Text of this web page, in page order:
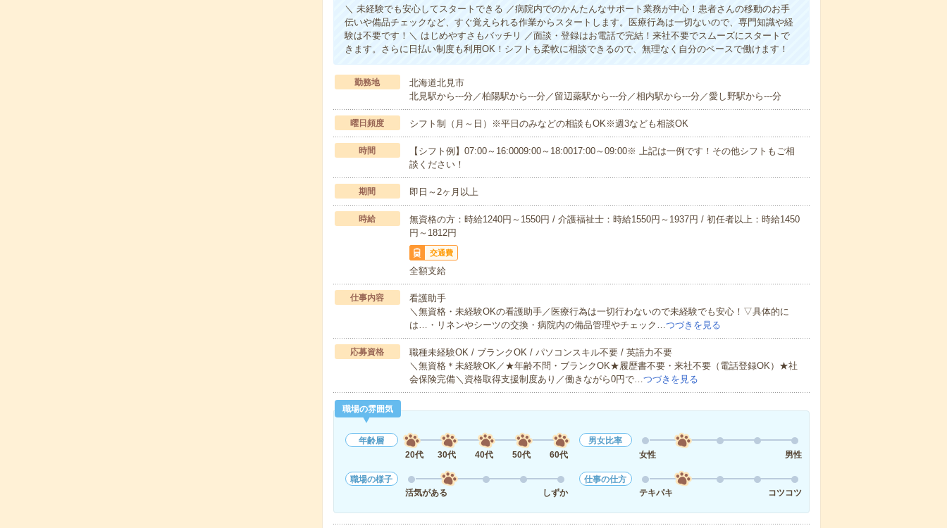
＼ 未経験でも安心してスタートできる ／病院内でのかんたんなサポート業務が中心！患者さんの移動のお手
伝いや備品チェックなど、すぐ覚えられる作業からスタートします。医療行為は一切ないので、専門知識や経
験は不要です！＼ はじめやすさもバッチリ ／面談・登録はお電話で完結！来社不要でスムーズにスタートで
きます。さらに日払い制度も利用OK！シフトも柔軟に相談できるので、無理なく自分のペースで働けます！
勤務地
北海道北見市
北見駅から---分／柏陽駅から---分／留辺蘂駅から---分／相内駅から---分／愛し野駅から---分
曜日頻度 シフト制（月～日）※平日のみなどの相談もOK※週3なども相談OK
時間
【シフト例】07:00～16:0009:00～18:0017:00～09:00※ 上記は一例です！その他シフトもご相
談ください！
期間 即日～2ヶ月以上
時給
無資格の方：時給1240円～1550円 / 介護福祉士：時給1550円～1937円 / 初任者以上：時給1450
円～1812円
交通費
全額支給
仕事内容
看護助手
＼無資格・未経験OKの看護助手／医療行為は一切行わないので未経験でも安心！▽具体的に
は…・リネンやシーツの交換・病院内の備品管理やチェック…つづきを見る
応募資格
職種未経験OK / ブランクOK / パソコンスキル不要 / 英語力不要
＼無資格＊未経験OK／★年齢不問・ブランクOK★履歴書不要・来社不要（電話登録OK）★社
会保険完備＼資格取得支援制度あり／働きながら0円で…つづきを見る
職場の雰囲気
年齢層
20代
30代 40代 50代 60代
男女比率
女性
男性
職場の様子
活気がある
しずか
仕事の仕方
テキパキ
コツコツ